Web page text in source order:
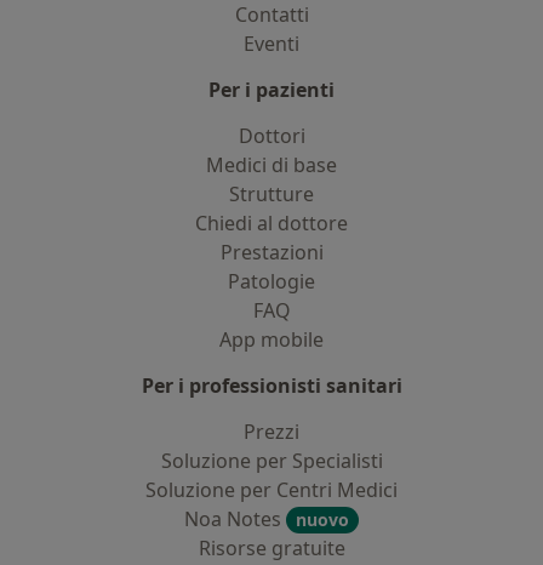
Contatti
Eventi
Per i pazienti
Dottori
Medici di base
Strutture
Chiedi al dottore
Prestazioni
Patologie
FAQ
App mobile
Per i professionisti sanitari
Prezzi
Soluzione per Specialisti
Soluzione per Centri Medici
Noa Notes
nuovo
Risorse gratuite